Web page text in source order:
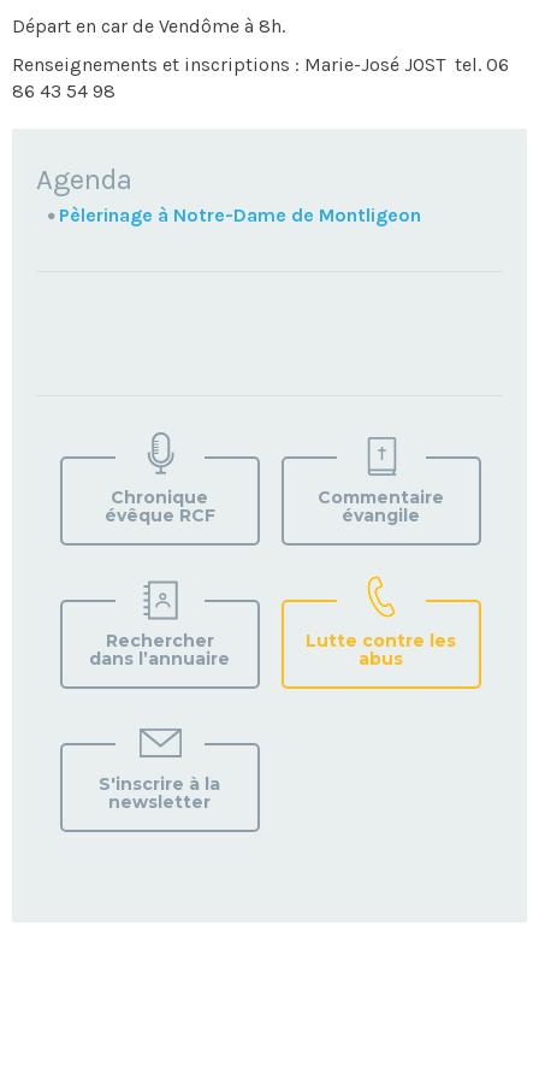
Départ en car de Vendôme à 8h.
Renseignements et inscriptions : Marie-José JOST tel. 06
86 43 54 98
NAVIGATION
Agenda
Pèlerinage à Notre-Dame de Montligeon
VOTRE
PAROISSE
Chronique
évêque RCF
Commentaire
évangile
Rechercher
dans l’annuaire
Lutte contre les
abus
S'inscrire à la
newsletter